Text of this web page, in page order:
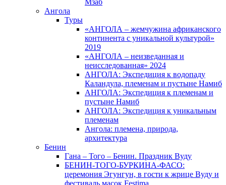
Мзаб
Ангола
Туры
«АНГОЛА – жемчужина африканского
континента с уникальной культурой»
2019
«АНГОЛА – неизведанная и
неисследованная» 2024
АНГОЛА: Экспедиция к водопаду
Каландула, племенам и пустыне Намиб
АНГОЛА: Экспедиция к племенам и
пустыне Намиб
АНГОЛА: Экспедиция к уникальным
племенам
Ангола: племена, природа,
архитектура
Бенин
Гана – Того – Бенин. Праздник Вуду
БЕНИН-ТОГО-БУРКИНА-ФАСО:
церемония Эгунгун, в гости к жрице Вуду и
фестиваль масок Festima